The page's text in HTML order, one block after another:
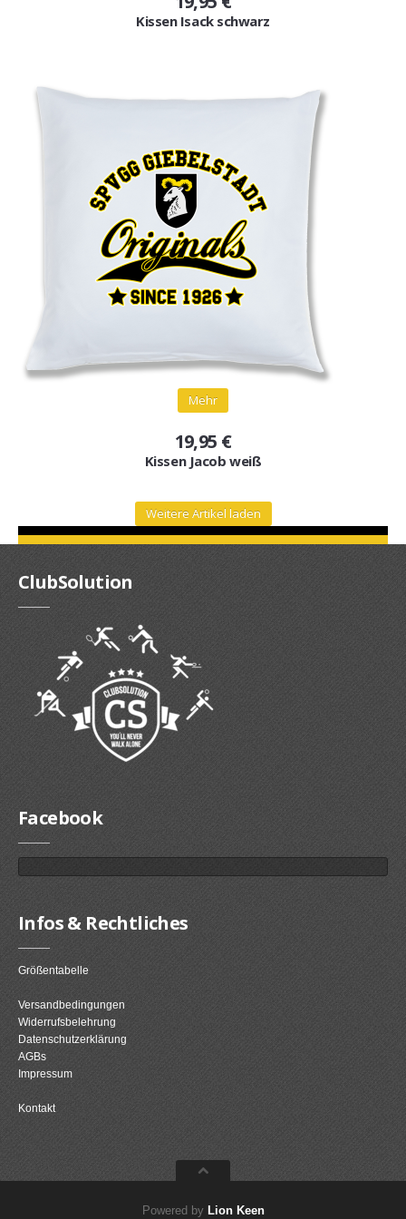
Kissen Isack schwarz
Mehr
19,95 €
Kissen Jacob weiß
Weitere Artikel laden
ClubSolution
Facebook
Infos & Rechtliches
Größentabelle
Versandbedingungen
Widerrufsbelehrung
Datenschutzerklärung
AGBs
Impressum
Kontakt
Powered by Lion Keen